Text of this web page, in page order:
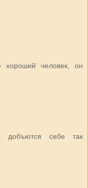
хороший человек, он
добъются себе так